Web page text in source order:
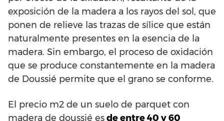
exposición de la madera a los rayos del sol, que
ponen de relieve las trazas de sílice que están
naturalmente presentes en la esencia de la
madera. Sin embargo, el proceso de oxidación
que se produce constantemente en la madera
de Doussié permite que el grano se conforme.
El precio m2 de un suelo de parquet con
madera de doussié esde entre 40 y 60